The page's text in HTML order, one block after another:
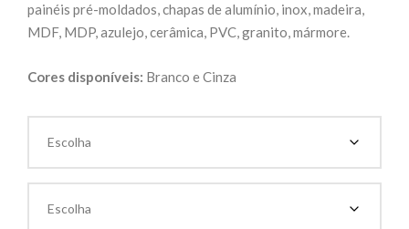
painéis pré-moldados, chapas de alumínio, inox, madeira,
MDF, MDP, azulejo, cerâmica, PVC, granito, mármore.
Cores disponíveis: Branco e Cinza